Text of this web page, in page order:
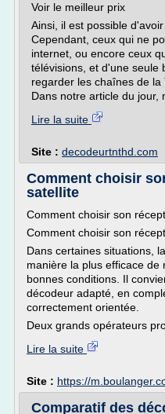
Voir le meilleur prix
Ainsi, il est possible
Cependant, ceux qui ne
internet, ou encore ceux
télévisions, et d'une seule
regarder les chaînes de la
Dans notre article du jour,
Lire la suite
Site : decodeurtnthd.com
Comment choisir
satellite
Comment choisir son
Comment choisir son
Dans certaines situations,
manière la plus efficace de
bonnes conditions. Il
décodeur adapté, en
correctement orientée.
Deux grands opérateurs
Lire la suite
Site : https://
Comparatif des